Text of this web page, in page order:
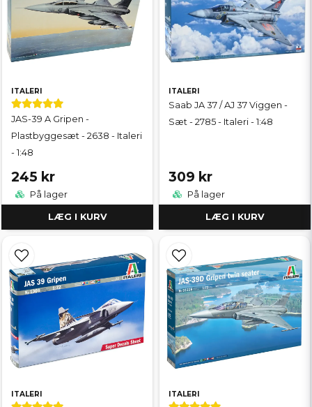
ITALERI
JAS-39 A Gripen -
Plastbyggesæt - 2638 - Italeri
- 1:48
245 kr
På lager
LÆG I KURV
ITALERI
Saab JA 37 / AJ 37 Viggen -
Sæt - 2785 - Italeri - 1:48
309 kr
På lager
LÆG I KURV
ITALERI ITALERI